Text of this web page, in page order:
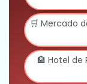
🛒 Mercado
🏨 Hotel de